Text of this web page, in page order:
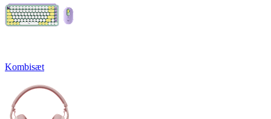
Kombisæt